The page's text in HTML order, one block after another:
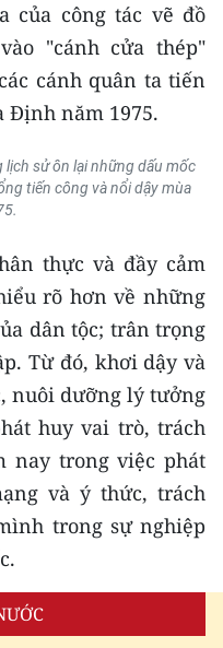
của công tác vẽ đồ
"cánh cửa thép"
cánh quân ta tiến
Định năm 1975.
sử ôn lại những dấu mốc
tiến công và nổi dậy mùa
thực và đầy cảm
rõ hơn về những
dân tộc; trân trọng
Từ đó, khơi dậy và